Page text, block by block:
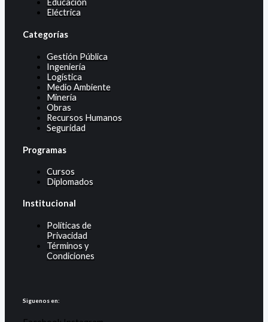
Educación
Eléctrica
Categorías
Gestión Pública
Ingeniería
Logística
Medio Ambiente
Minería
Obras
Recursos Humanos
Seguridad
Programas
Cursos
Diplomados
Institucional
Políticas de
Privacidad
Términos y
Condiciones
Siguenos en: